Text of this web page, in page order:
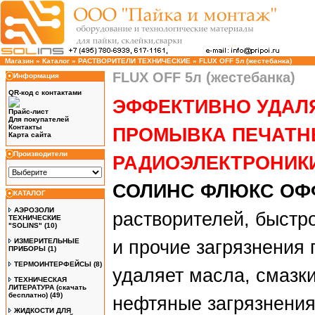
Магазин » Каталог » РАСТВОРИТЕЛИ ТЕХНИЧЕСКИЕ » FLUX OFF 5л (жестебанка)
Информация
QR-код с контактами
Прайс-лист
Для покупателей
Контакты
Карта сайта
Производители
КАТАЛОГ
АЭРОЗОЛИ
ТЕХНИЧЕСКИЕ
"SOLINS" (10)
ИЗМЕРИТЕЛЬНЫЕ
ПРИБОРЫ (1)
ТЕРМОИНТЕРФЕЙСЫ (8)
ТЕХНИЧЕСКАЯ
ЛИТЕРАТУРА (скачать
бесплатно) (49)
ЖИДКОСТИ ДЛЯ
FLUX OFF 5л (жестебанка)
ЭФФЕКТИВНО
ПРОМЫВКА
СОЛИНС ФЛЮКС
растворителей,
и прочие
удаляет масла,
нефтяные